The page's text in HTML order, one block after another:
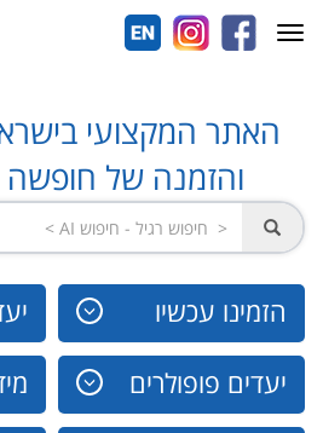
האתר המקצועי
והזמנה של חופשה
הזמינו עכשיו
יעדים פופולרים
Toggle
navigation